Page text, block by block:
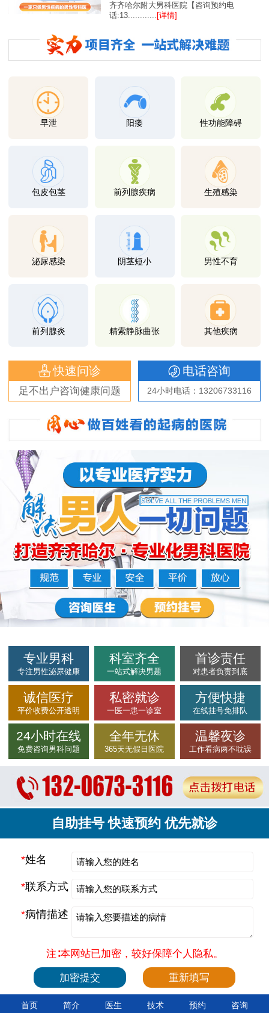
齐齐哈尔附大男科医院【咨询预约电
话:13............
[详情]
早泄 阳痿 性功能障碍
包皮包茎 前列腺疾病 生殖感染
泌尿感染 阴茎短小 男性不育
前列腺炎 精索静脉曲张 其他疾病
快速问诊
足不出户咨询健康问题
电话咨询
24小时电话：13206733116
专业男科
专注男性泌尿健康
科室齐全
一站式解决男题
首诊责任
对患者负责到底
诚信医疗
平价收费公开透明
私密就诊
一医一患一诊室
方便快捷
在线挂号免排队
24小时在线
免费咨询男科问题
全年无休
365天无假日医院
温馨夜诊
工作看病两不耽误
自助挂号 快速预约 优先就诊
*姓名
*联系方式
*病情描述
注∶本网站已加密，较好保障个人隐私。
首页 简介 医生 技术 预约 咨询